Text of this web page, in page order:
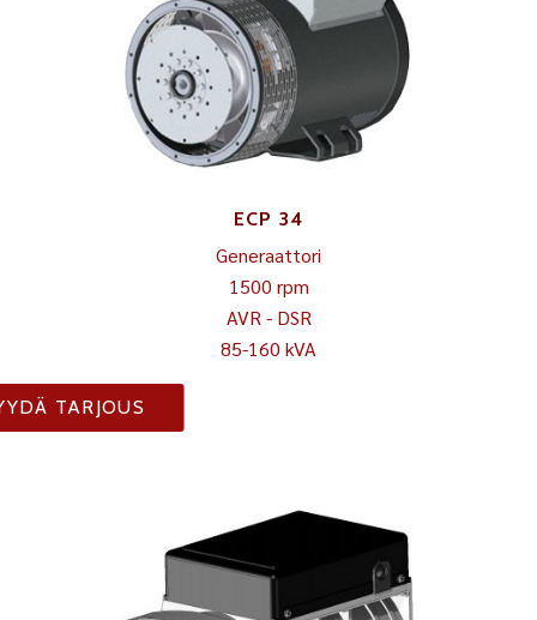
ECP 34
Generaattori
1500 rpm
AVR - DSR
85-160 kVA
TARJOUS